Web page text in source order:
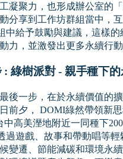
凝聚力，也形成辦公室的
分享到工作坊群組當中，互
中給予鼓勵與建議，這樣的
力，並激發出更多永續行動
: 綠樹派對 - 親手種下
後一步，在於永續價值的
前夕， DOMI綠然帶領新
中高美溼地附近一同種下
過遊戲、故事和帶動唱等輕
變遷、節能減碳和環境永